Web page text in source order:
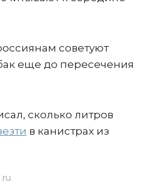
советуют
еще до пересечения
сколько литров
в канистрах из